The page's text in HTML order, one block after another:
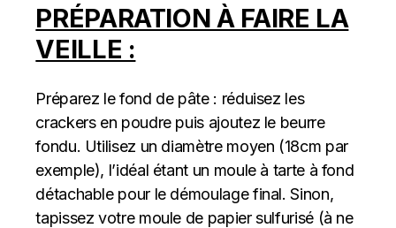
PRÉPARATION À FAIRE LA
VEILLE :
Préparez le fond de pâte : réduisez les
crackers en poudre puis ajoutez le beurre
fondu. Utilisez un diamètre moyen (18cm par
exemple), l’idéal étant un moule à tarte à fond
détachable pour le démoulage final. Sinon,
tapissez votre moule de papier sulfurisé (à ne